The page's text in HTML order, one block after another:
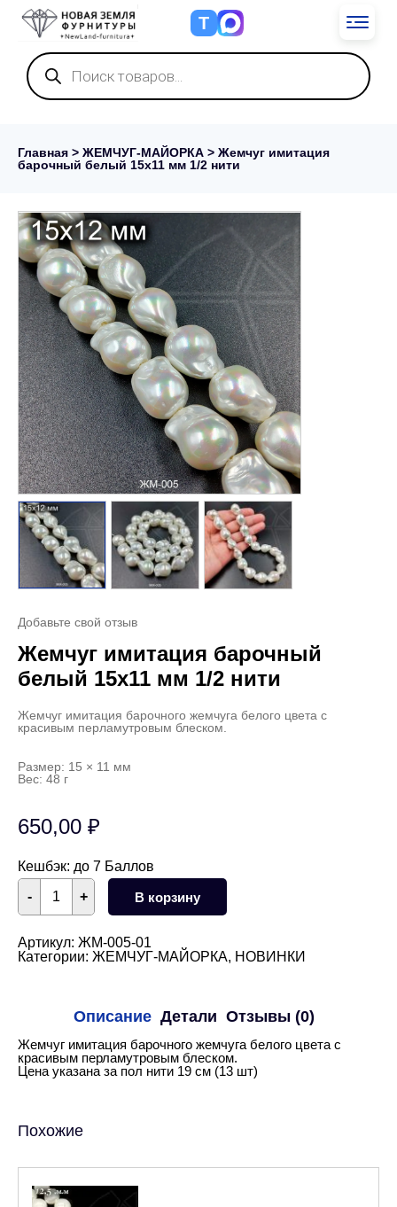
Т
Поиск
товаров
Главная > ЖЕМЧУГ-МАЙОРКА > Жемчуг имитация
барочный белый 15х11 мм 1/2 нити
Добавьте свой отзыв
Жемчуг имитация барочный
белый 15х11 мм 1/2 нити
Жемчуг имитация барочного жемчуга белого цвета с
красивым перламутровым блеском.
Размер: 15 × 11 мм
Вес: 48 г
650,00 ₽
Кешбэк: до 7 Баллов
+
Количество
товара
Жемчуг
барочный
белый
нити
- В корзину
Артикул: ЖМ-005-01
Категории: ЖЕМЧУГ-МАЙОРКА, НОВИНКИ
Описание Детали Отзывы (0)
Жемчуг имитация барочного жемчуга белого цвета с
красивым перламутровым блеском.
Цена указана за пол нити 19 см (13 шт)
Похожие